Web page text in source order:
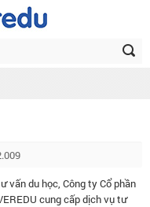
vấn du học, Công ty Cổ phần
cung cấp dịch vụ tư